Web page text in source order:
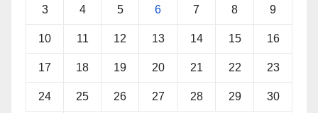
3 4 5 6 7 8 9
10 11 12 13 14 15 16
17 18 19 20 21 22 23
24 25 26 27 28 29 30